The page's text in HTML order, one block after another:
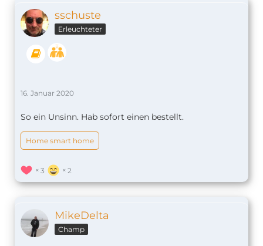
sschuste
Erleuchteter
16. Januar 2020
So ein Unsinn. Hab sofort einen bestellt.
Home smart home
3 2
MikeDelta
Champ